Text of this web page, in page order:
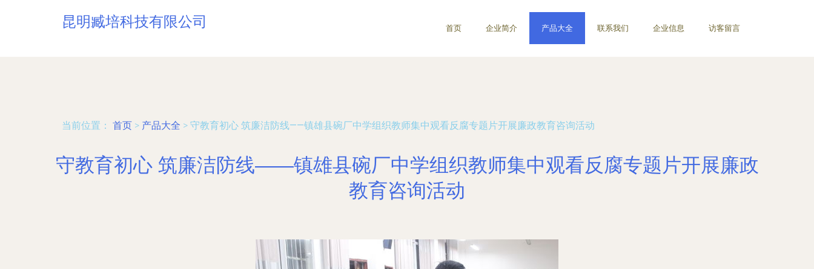
昆明臧培科技有限公司 首页 企业简介 产品大全 联系我们 企业信息 访客留言
当前位置： 首页 > 产品大全 > 守教育初心 筑廉洁防线——镇雄县碗厂中学组织教师集中观看反腐专题片开展廉政教育咨询活动
守教育初心 筑廉洁防线——镇雄县碗厂中学组织教师集中观看反腐专题片开展廉政
教育咨询活动